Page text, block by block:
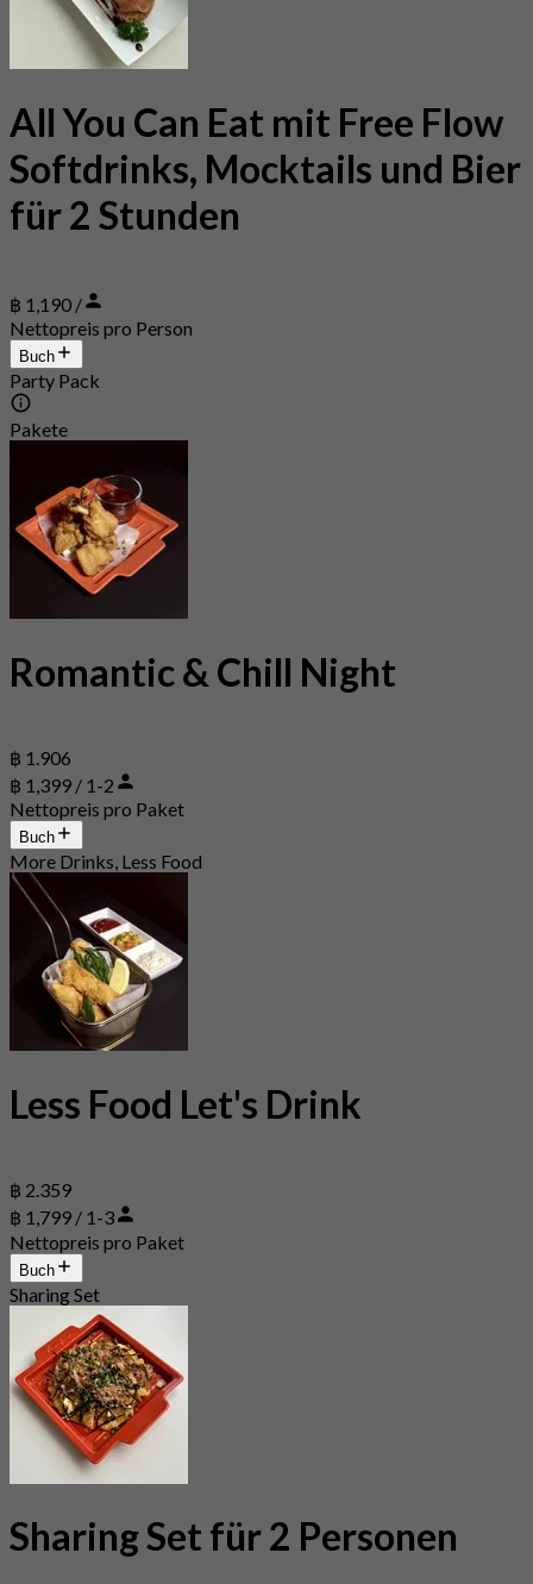
All You Can Eat mit Free Flow
Softdrinks, Mocktails und Bier
für 2 Stunden
฿ 1,190 /
Nettopreis pro Person
Buch
Party Pack
Pakete
Romantic & Chill Night
฿ 1.906
฿ 1,399 / 1-2
Nettopreis pro Paket
Buch
More Drinks, Less Food
Less Food Let's Drink
฿ 2.359
฿ 1,799 / 1-3
Nettopreis pro Paket
Buch
Sharing Set
Sharing Set für 2 Personen